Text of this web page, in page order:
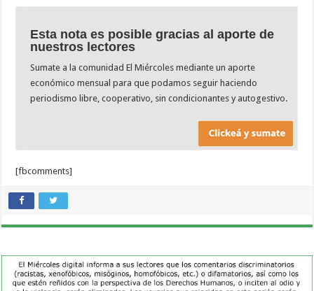
Esta nota es posible gracias al aporte de
nuestros lectores
Sumate a la comunidad El Miércoles mediante un aporte
económico mensual para que podamos seguir haciendo
periodismo libre, cooperativo, sin condicionantes y autogestivo.
[fbcomments]